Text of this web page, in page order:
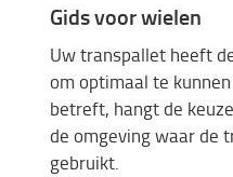
Gids voor wielen
Uw transpallet heeft
om optimaal te
betreft, hangt de
de omgeving waar de
gebruikt.